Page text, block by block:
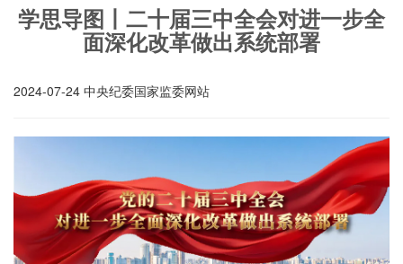
学思导图丨二十届三中全会对进一步全
面深化改革做出系统部署
2024-07-24 中央纪委国家监委网站